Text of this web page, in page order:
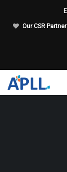
Our CSR